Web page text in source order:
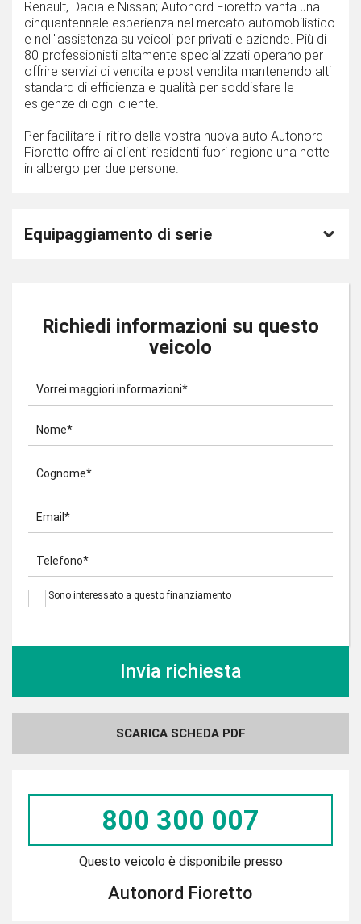
Renault, Dacia e Nissan; Autonord Fioretto vanta una
cinquantennale esperienza nel mercato automobilistico
e nell''assistenza su veicoli per privati e aziende. Più di
80 professionisti altamente specializzati operano per
offrire servizi di vendita e post vendita mantenendo alti
standard di efficienza e qualità per soddisfare le
esigenze di ogni cliente.
Per facilitare il ritiro della vostra nuova auto Autonord
Fioretto offre ai clienti residenti fuori regione una notte
in albergo per due persone.
Equipaggiamento di serie
Richiedi informazioni su questo
veicolo
Vorrei maggiori informazioni*
Nome*
Cognome*
Email*
Telefono*
Sono interessato a questo finanziamento
SCARICA SCHEDA PDF
800 300 007
Questo veicolo è disponibile presso
Autonord Fioretto